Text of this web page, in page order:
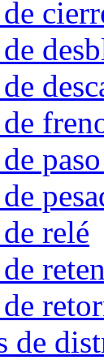
relé
de